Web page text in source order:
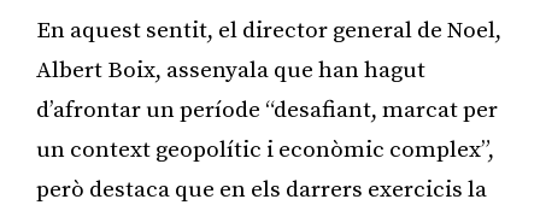
En aquest sentit, el director general de Noel,
Albert Boix, assenyala que han hagut
d’afrontar un període “desafiant, marcat per
un context geopolític i econòmic complex”,
però destaca que en els darrers exercicis la